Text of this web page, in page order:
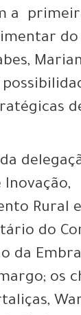
a
Rural
do
da
os